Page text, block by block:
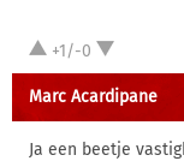
+1/-0
Marc Acardipane
Ja een beetje